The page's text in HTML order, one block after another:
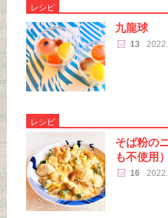
レシピ
九龍球
13
レシピ
そば粉の
も不使用）
16